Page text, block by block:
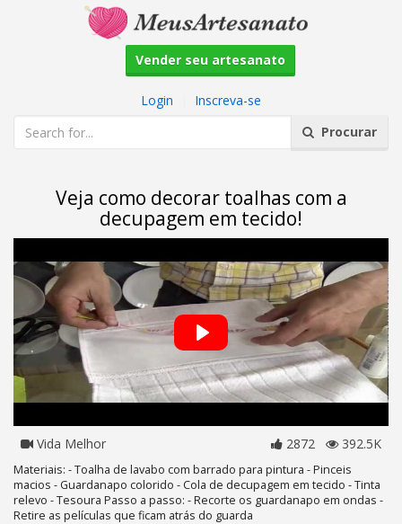
Vender seu artesanato
Login
Inscreva-se
Procurar
Veja como decorar toalhas com a
decupagem em tecido!
Vida Melhor 2872 392.5K
Materiais: - Toalha de lavabo com barrado para pintura - Pinceis
macios - Guardanapo colorido - Cola de decupagem em tecido - Tinta
relevo - Tesoura Passo a passo: - Recorte os guardanapo em ondas -
Retire as películas que ficam atrás do guarda